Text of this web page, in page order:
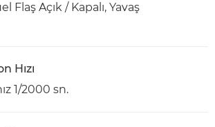
Flaş Açık / Kapalı, Yavaş
Hızı
1/2000 sn.